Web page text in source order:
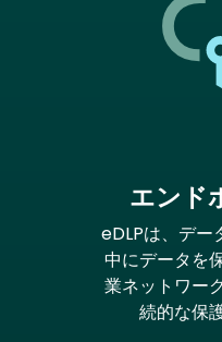
エンド
eDLPは、デー
中にデータを
業ネットワー
続的な保